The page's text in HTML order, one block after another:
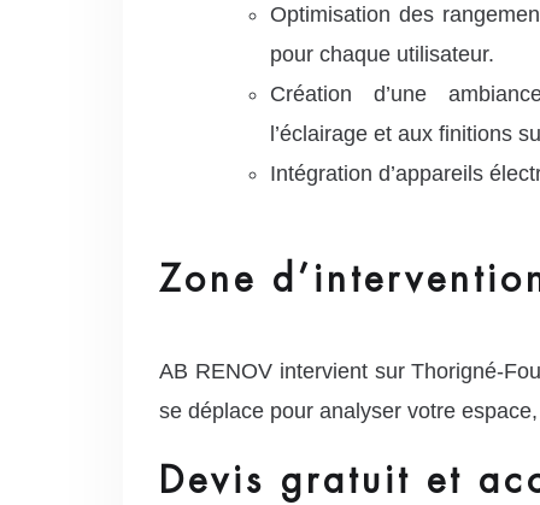
Optimisation des
pour chaque utilisateur.
Création d’une
l’éclairage et aux finitions
Intégration d’appareils
Zone
AB RENOV intervient sur Thorigné-
se déplace pour analyser votre
Devis gratuit et